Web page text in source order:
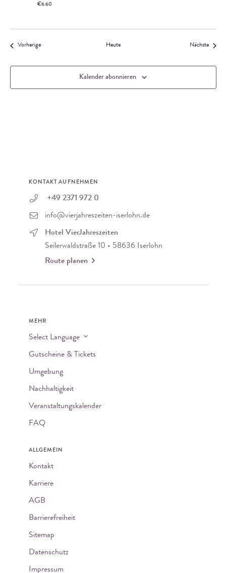
€6.60
VorherigeVeranstaltungen Heute Nächste
Kalender abonnieren
KONTAKT AUFNEHMEN
+49 2371 972 0
info@vierjahreszeiten-iserlohn.de
Hotel VierJahreszeiten
Seilerwaldstraße 10 • 58636 Iserlohn
Route planen
MEHR
Select Language
Gutscheine & Tickets
Umgebung
Nachhaltigkeit
Veranstaltungskalender
FAQ
ALLGEMEIN
Kontakt
Karriere
AGB
Barrierefreiheit
Sitemap
Datenschutz
Impressum